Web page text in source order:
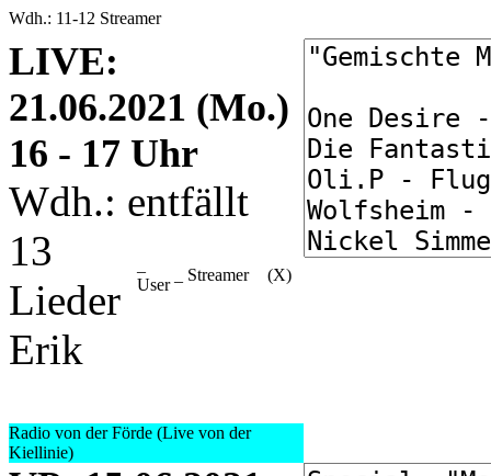
Wdh.: 11-12 Streamer
LIVE:
21.06.2021 (Mo.)
16 - 17 Uhr
Wdh.: entfällt
13
Lieder
User
_ Streamer (X)
Erik
Radio von der Förde (Live von der
Kiellinie)